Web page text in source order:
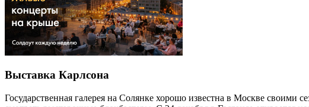
Выставка Карлсона
Государственная галерея на Солянке хорошо известна в Москве